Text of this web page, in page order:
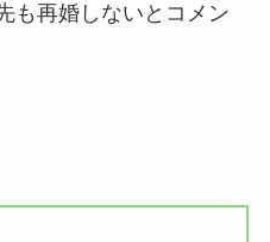
も再婚しないとコメン